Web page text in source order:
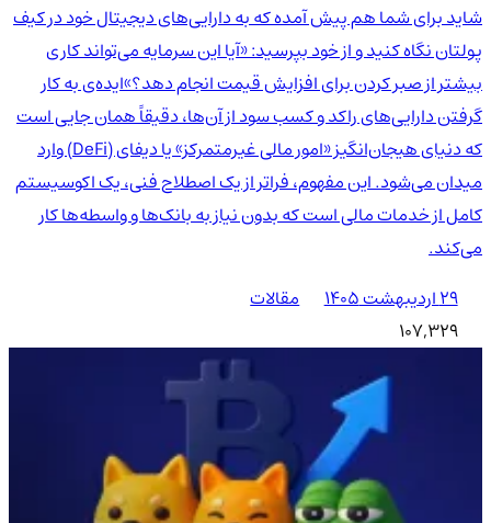
شاید برای شما هم پیش آمده که به دارایی‌های دیجیتال خود در کیف
پولتان نگاه کنید و از خود بپرسید: «آیا این سرمایه می‌تواند کاری
بیشتر از صبر کردن برای افزایش قیمت انجام دهد؟»ایده‌ی به کار
گرفتن دارایی‌های راکد و کسب سود از آن‌ها، دقیقاً همان جایی است
که دنیای هیجان‌انگیز «امور مالی غیرمتمرکز» یا دیفای (DeFi) وارد
میدان می‌شود. این مفهوم، فراتر از یک اصطلاح فنی، یک اکوسیستم
کامل از خدمات مالی است که بدون نیاز به بانک‌ها و واسطه‌ها کار
می‌کند.
۲۹ اردیبهشت ۱۴۰۵
مقالات
107,329